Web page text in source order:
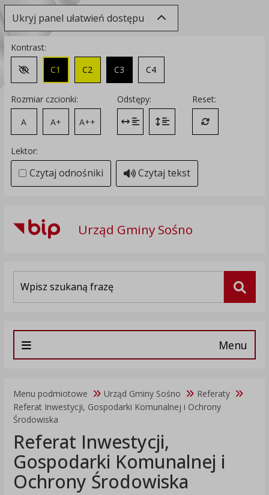
Ukryj panel ułatwień dostępu
Kontrast:
Zmień kontrast na domyślny
C1 C2 C3 C4
Rozmiar czcionki:
A
A+ A++
Odstępy:
Zmień odstęp między literami
Zmień interlinię i margines
Reset:
Przywróć
Lektor:
Czytaj odnośniki Czytaj tekst
Urząd Gminy Sośno
Menu
Menu podmiotowe Urząd Gminy Sośno
Referaty
Referat Inwestycji, Gospodarki Komunalnej i Ochrony
Środowiska
Referat Inwestycji,
Gospodarki Komunalnej i
Ochrony Środowiska